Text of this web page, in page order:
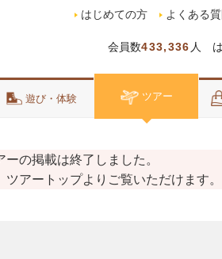
会員数433,336 人 は
はじめての方 よくある
遊び・体験 ツアー
ーの掲載は終了しました。
アートップよりご覧いただけます。